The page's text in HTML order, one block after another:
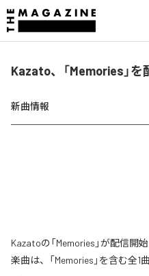
Kazato、「Memories」を
新曲情報
Kazatoの「Memories」が配信
楽曲は、「Memories」を含む全1